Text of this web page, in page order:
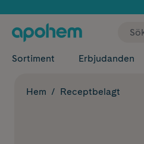
Sortiment Erbjudanden
Hem Receptbelagt